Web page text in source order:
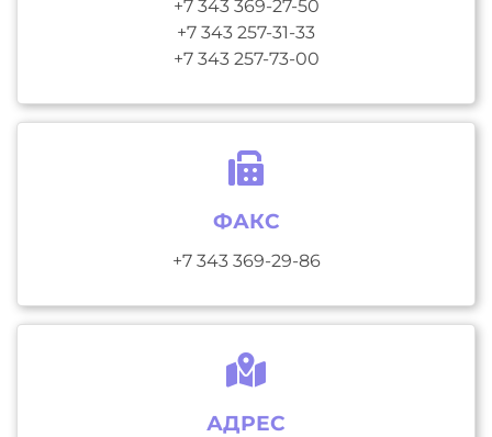
+7 343 369-27-50
+7 343 257-31-33
+7 343 257-73-00
ФАКС
+7 343 369-29-86
АДРЕС